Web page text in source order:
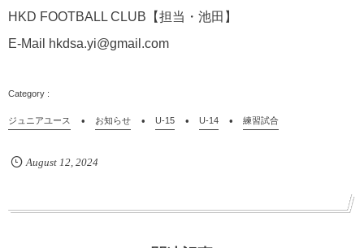
HKD FOOTBALL CLUB【担当・池田】
E-Mail hkdsa.yi@gmail.com
ジュニアユース お知らせ U-15 U-14 練習試合
August 12, 2024